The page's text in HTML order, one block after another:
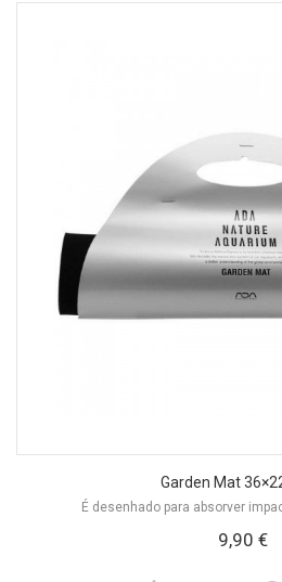
Garden Mat
É desenhado para absorver
9,90 €